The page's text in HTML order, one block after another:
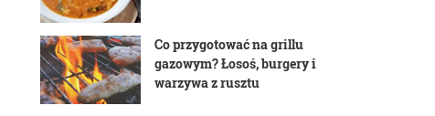
Co przygotować na grillu
gazowym? Łosoś, burgery i
warzywa z rusztu